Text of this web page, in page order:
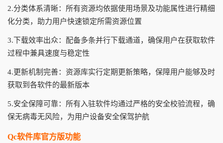
2.分类体系清晰：所有资源均依据使用场景及功能属性进行精细
化分类，助力用户快速锁定所需资源位置
3.下载效率出众：配备多条并行下载通道，确保用户在获取软件
过程中兼具速度与稳定性
4.更新机制完善：资源库实行定期更新策略，保障用户能够及时
获取到各软件的最新版本
5.安全保障可靠：所有入驻软件均通过严格的安全校验流程，确
保无病毒无风险，为用户设备安全保驾护航
Qc软件库官方版功能